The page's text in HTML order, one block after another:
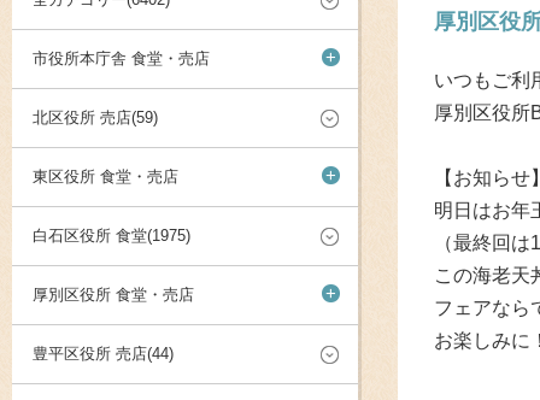
市役所本庁舎 食堂・売店 +
北区役所 売店(59)
東区役所 食堂・売店 +
白石区役所 食堂(1975)
厚別区役所 食堂・売店 +
豊平区役所 売店(44)
厚別区役
いつもご利
厚別区役所
【お知らせ
明日はお年
（最終回
この海老天
フェアなら
お楽しみに